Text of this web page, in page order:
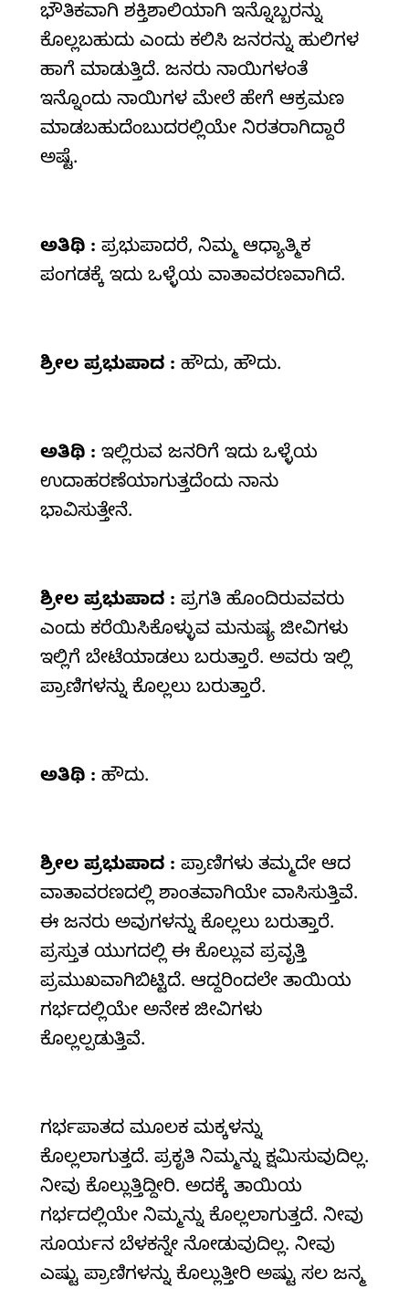
ಭೌತಿಕವಾಗಿ ಶಕ್ತಿಶಾಲಿಯಾಗಿ ಇನ್ನೊಬ್ಬರನ್ನು
ಕೊಲ್ಲಬಹುದು ಎಂದು ಕಲಿಸಿ ಜನರನ್ನು ಹುಲಿಗಳ
ಹಾಗೆ ಮಾಡುತ್ತಿದೆ. ಜನರು ನಾಯಿಗಳಂತೆ
ಇನ್ನೊಂದು ನಾಯಿಗಳ ಮೇಲೆ ಹೇಗೆ ಆಕ್ರಮಣ
ಮಾಡಬಹುದೆಂಬುದರಲ್ಲಿಯೇ ನಿರತರಾಗಿದ್ದಾರೆ
ಅಷ್ಟೆ.
ಅತಿಥಿ : ಪ್ರಭುಪಾದರೆ, ನಿಮ್ಮ ಆಧ್ಯಾತ್ಮಿಕ
ಪಂಗಡಕ್ಕೆ ಇದು ಒಳ್ಳೆಯ ವಾತಾವರಣವಾಗಿದೆ.
ಶ್ರೀಲ ಪ್ರಭುಪಾದ : ಹೌದು, ಹೌದು.
ಅತಿಥಿ : ಇಲ್ಲಿರುವ ಜನರಿಗೆ ಇದು ಒಳ್ಳೆಯ
ಉದಾಹರಣೆಯಾಗುತ್ತದೆಂದು ನಾನು
ಭಾವಿಸುತ್ತೇನೆ.
ಶ್ರೀಲ ಪ್ರಭುಪಾದ : ಪ್ರಗತಿ ಹೊಂದಿರುವವರು
ಎಂದು ಕರೆಯಿಸಿಕೊಳ್ಳುವ ಮನುಷ್ಯ ಜೀವಿಗಳು
ಇಲ್ಲಿಗೆ ಬೇಟೆಯಾಡಲು ಬರುತ್ತಾರೆ. ಅವರು ಇಲ್ಲಿ
ಪ್ರಾಣಿಗಳನ್ನು ಕೊಲ್ಲಲು ಬರುತ್ತಾರೆ.
ಅತಿಥಿ : ಹೌದು.
ಶ್ರೀಲ ಪ್ರಭುಪಾದ : ಪ್ರಾಣಿಗಳು ತಮ್ಮದೇ ಆದ
ವಾತಾವರಣದಲ್ಲಿ ಶಾಂತವಾಗಿಯೇ ವಾಸಿಸುತ್ತಿವೆ.
ಈ ಜನರು ಅವುಗಳನ್ನು ಕೊಲ್ಲಲು ಬರುತ್ತಾರೆ.
ಪ್ರಸ್ತುತ ಯುಗದಲ್ಲಿ ಈ ಕೊಲ್ಲುವ ಪ್ರವೃತ್ತಿ
ಪ್ರಮುಖವಾಗಿಬಿಟ್ಟಿದೆ. ಆದ್ದರಿಂದಲೇ ತಾಯಿಯ
ಗರ್ಭದಲ್ಲಿಯೇ ಅನೇಕ ಜೀವಿಗಳು
ಕೊಲ್ಲಲ್ಪಡುತ್ತಿವೆ.
ಗರ್ಭಪಾತದ ಮೂಲಕ ಮಕ್ಕಳನ್ನು
ಕೊಲ್ಲಲಾಗುತ್ತದೆ. ಪ್ರಕೃತಿ ನಿಮ್ಮನ್ನು ಕ್ಷಮಿಸುವುದಿಲ್ಲ.
ನೀವು ಕೊಲ್ಲುತ್ತಿದ್ದೀರಿ. ಅದಕ್ಕೆ ತಾಯಿಯ
ಗರ್ಭದಲ್ಲಿಯೇ ನಿಮ್ಮನ್ನು ಕೊಲ್ಲಲಾಗುತ್ತದೆ. ನೀವು
ಸೂರ್ಯನ ಬೆಳಕನ್ನೇ ನೋಡುವುದಿಲ್ಲ. ನೀವು
ಎಷ್ಟು ಪ್ರಾಣಿಗಳನ್ನು ಕೊಲ್ಲುತ್ತೀರಿ ಅಷ್ಟು ಸಲ ಜನ್ಮ